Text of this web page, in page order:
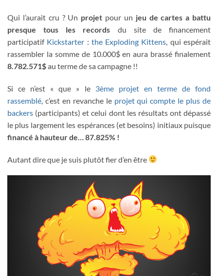
Qui l’aurait cru ? Un projet pour un jeu de cartes a battu
presque tous les records du site de financement
participatif Kickstarter : the Exploding Kittens, qui espérait
rassembler la somme de 10.000$ en aura brassé finalement
8.782.571$au terme de sa campagne !!
Si ce n’est « que » le3ème projet en terme de fond
rassemblé, c’est en revanche le projet qui compte le plus de
backers (participants) et celui dont les résultats ont dépassé
le plus largement les espérances (et besoins) initiaux puisque
financé à hauteur de… 87.825% !
Autant dire que je suis plutôt fier d’en être